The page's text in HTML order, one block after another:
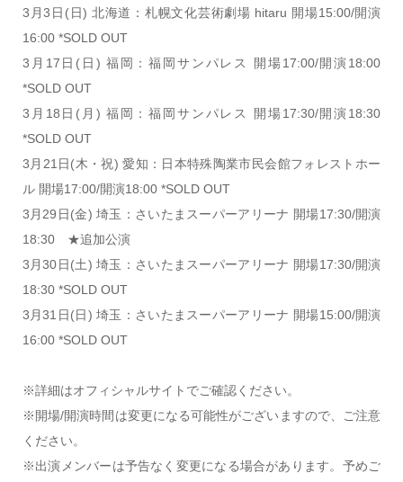
3月3日(日) 北海道：札幌文化芸術劇場 hitaru 開場15:00/開演
16:00 *SOLD OUT
3月17日(日) 福岡：福岡サンパレス 開場17:00/開演18:00
*SOLD OUT
3月18日(月) 福岡：福岡サンパレス 開場17:30/開演18:30
*SOLD OUT
3月21日(木・祝) 愛知：日本特殊陶業市民会館フォレストホー
ル 開場17:00/開演18:00 *SOLD OUT
3月29日(金) 埼玉：さいたまスーパーアリーナ 開場17:30/開演
18:30 ★追加公演
3月30日(土) 埼玉：さいたまスーパーアリーナ 開場17:30/開演
18:30 *SOLD OUT
3月31日(日) 埼玉：さいたまスーパーアリーナ 開場15:00/開演
16:00 *SOLD OUT
※詳細はオフィシャルサイトでご確認ください。
※開場/開演時間は変更になる可能性がございますので、ご注意
ください。
※出演メンバーは予告なく変更になる場合があります。予めご